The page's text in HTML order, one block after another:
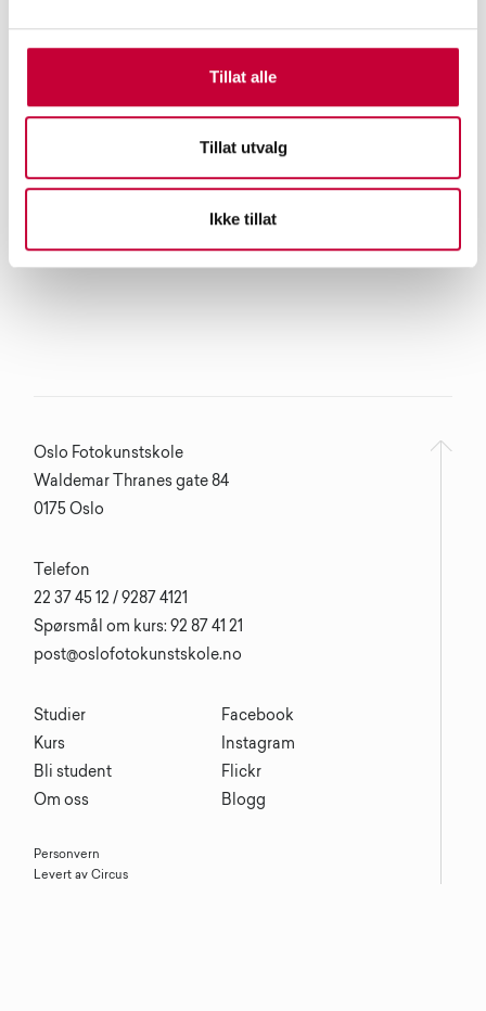
Tillat alle
Tillat utvalg
Ikke tillat
Oslo Fotokunstskole
Waldemar Thranes gate 84
0175 Oslo
Studier
Kurs
Bli student
Om oss
Telefon
22 37 45 12 / 9287 4121
Spørsmål om kurs: 92 87 41 21
post@oslofotokunstskole.no
Facebook
Instagram
Flickr
Blogg
Personvern
Levert av Circus